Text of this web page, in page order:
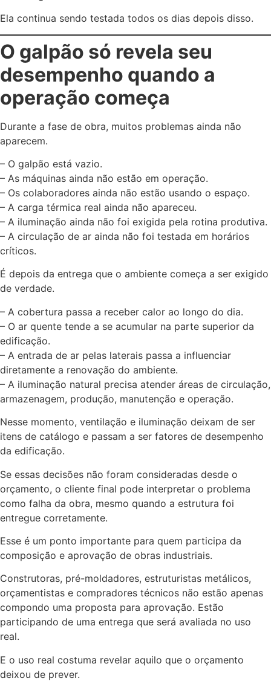
Ela continua sendo testada todos os dias depois disso.
O galpão só revela seu
desempenho quando a
operação começa
Durante a fase de obra, muitos problemas ainda não
aparecem.
– O galpão está vazio.
– As máquinas ainda não estão em operação.
– Os colaboradores ainda não estão usando o espaço.
– A carga térmica real ainda não apareceu.
– A iluminação ainda não foi exigida pela rotina produtiva.
– A circulação de ar ainda não foi testada em horários
críticos.
É depois da entrega que o ambiente começa a ser exigido
de verdade.
– A cobertura passa a receber calor ao longo do dia.
– O ar quente tende a se acumular na parte superior da
edificação.
– A entrada de ar pelas laterais passa a influenciar
diretamente a renovação do ambiente.
– A iluminação natural precisa atender áreas de circulação,
armazenagem, produção, manutenção e operação.
Nesse momento, ventilação e iluminação deixam de ser
itens de catálogo e passam a ser fatores de desempenho
da edificação.
Se essas decisões não foram consideradas desde o
orçamento, o cliente final pode interpretar o problema
como falha da obra, mesmo quando a estrutura foi
entregue corretamente.
Esse é um ponto importante para quem participa da
composição e aprovação de obras industriais.
Construtoras, pré-moldadores, estruturistas metálicos,
orçamentistas e compradores técnicos não estão apenas
compondo uma proposta para aprovação. Estão
participando de uma entrega que será avaliada no uso
real.
E o uso real costuma revelar aquilo que o orçamento
deixou de prever.